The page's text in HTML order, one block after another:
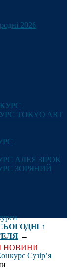
2026
TOKYO ART
АЛЕЯ ЗІРОК
ЗОРЯНИЙ
↑
←
НОВИНИ
Сузір’я